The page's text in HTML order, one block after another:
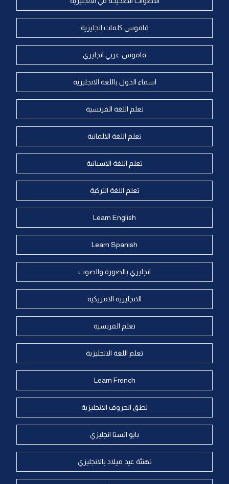
قاموس كلمات انجليزية
قاموس عربي انجليزي
اسماء الدول باللغة الانجليزية
تعلم اللغة الفرنسية
تعلم اللغة الالمانية
تعلم اللغة الاسبانية
تعلم اللغة التركية
Learn English
Learn Spanish
انجليزي بالصورة والصوت
الانجليزية الامريكية
تعلم الفرنسية
تعلم اللغة الانجليزية
Learn French
نطق الحروف الانجليزية
بايو انستا انجليزي
تهنئة عيد ميلاد بالانجليزي